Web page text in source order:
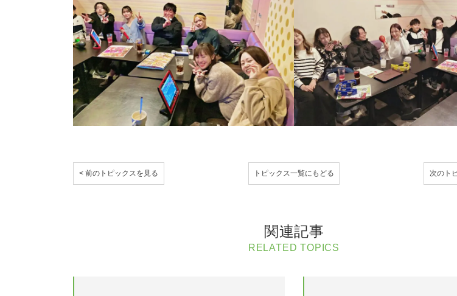
< 前のトピックスを見る トピックス一覧にもどる 次のト
関連記事
RELATED TOPICS